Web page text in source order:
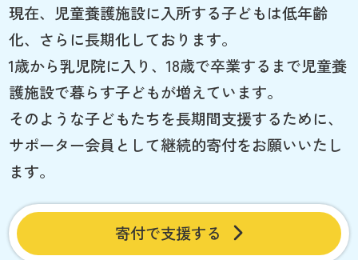
現在、児童養護施設に入所する子どもは低年齢
化、さらに長期化しております。
1歳から乳児院に入り、18歳で卒業するまで児童養
護施設で暮らす子どもが増えています。
そのような子どもたちを長期間支援するために、
サポーター会員として継続的寄付をお願いいたし
ます。
寄付で支援する